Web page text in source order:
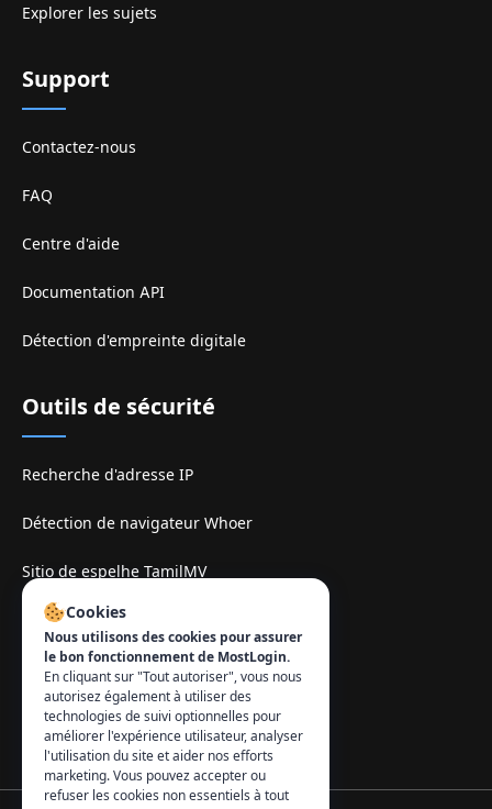
Explorer les sujets
Support
Contactez-nous
FAQ
Centre d'aide
Documentation API
Détection d'empreinte digitale
Outils de sécurité
Recherche d'adresse IP
Détection de navigateur Whoer
Sitio de espelhe TamilMV
Contact
info@mostlogin.com
Cookies
Nous utilisons des cookies pour assurer
le bon fonctionnement de MostLogin.
En cliquant sur "Tout autoriser", vous nous
autorisez également à utiliser des
technologies de suivi optionnelles pour
améliorer l'expérience utilisateur, analyser
l'utilisation du site et aider nos efforts
marketing. Vous pouvez accepter ou
refuser les cookies non essentiels à tout